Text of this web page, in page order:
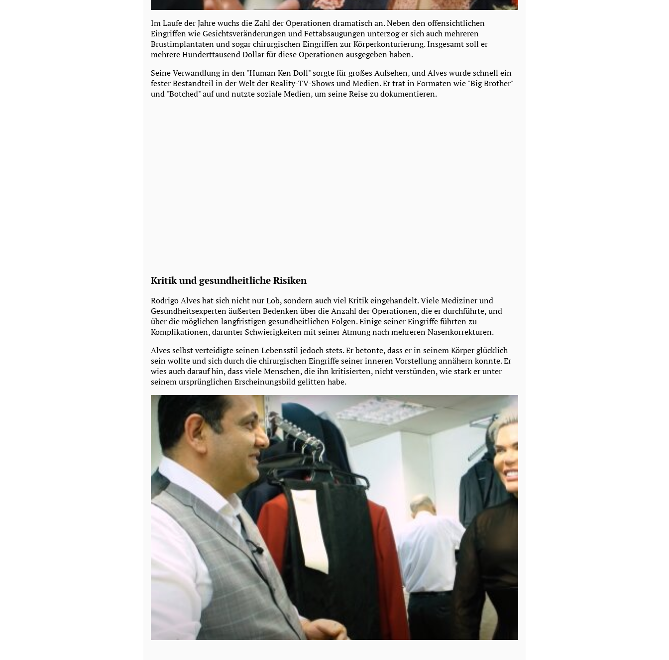
Im Laufe der Jahre wuchs die Zahl der Operationen dramatisch an. Neben den offensichtlichen
Eingriffen wie Gesichtsveränderungen und Fettabsaugungen unterzog er sich auch mehreren
Brustimplantaten und sogar chirurgischen Eingriffen zur Körperkonturierung. Insgesamt soll er
mehrere Hunderttausend Dollar für diese Operationen ausgegeben haben.
Seine Verwandlung in den "Human Ken Doll" sorgte für großes Aufsehen, und Alves wurde schnell ein
fester Bestandteil in der Welt der Reality-TV-Shows und Medien. Er trat in Formaten wie "Big Brother"
und "Botched" auf und nutzte soziale Medien, um seine Reise zu dokumentieren.
Kritik und gesundheitliche Risiken
Rodrigo Alves hat sich nicht nur Lob, sondern auch viel Kritik eingehandelt. Viele Mediziner und
Gesundheitsexperten äußerten Bedenken über die Anzahl der Operationen, die er durchführte, und
über die möglichen langfristigen gesundheitlichen Folgen. Einige seiner Eingriffe führten zu
Komplikationen, darunter Schwierigkeiten mit seiner Atmung nach mehreren Nasenkorrekturen.
Alves selbst verteidigte seinen Lebensstil jedoch stets. Er betonte, dass er in seinem Körper glücklich
sein wollte und sich durch die chirurgischen Eingriffe seiner inneren Vorstellung annähern konnte. Er
wies auch darauf hin, dass viele Menschen, die ihn kritisierten, nicht verstünden, wie stark er unter
seinem ursprünglichen Erscheinungsbild gelitten habe.